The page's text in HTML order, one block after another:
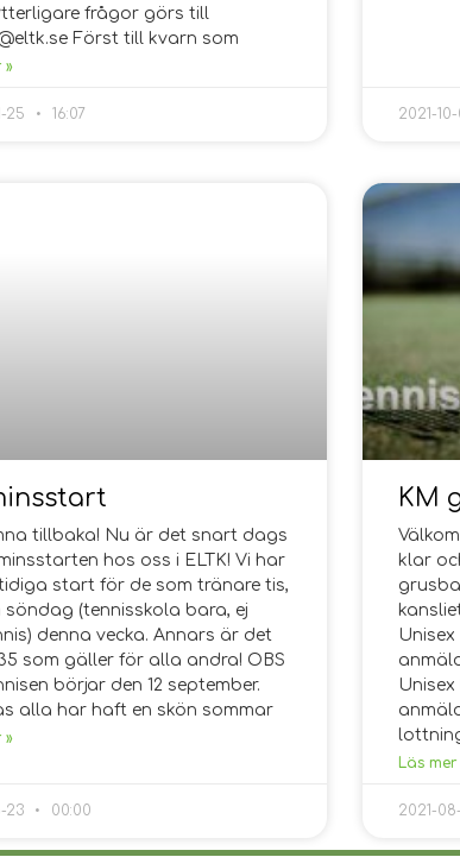
frågor görs till
Först till kvarn som
»
25 16:07 2021-
tillbaka! Nu är det snart dags
hos oss i ELTK! Vi har
start för de som tränare tis,
söndag (tennisskola bara, ej
denna vecka. Annars är det
som gäller för alla andra! OBS
börjar den 12 september.
alla har haft en skön sommar
»
23 00:00
KM
klar
Läs mer
2021-